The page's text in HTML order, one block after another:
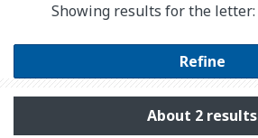
Showing results for the letter:
Refine
About 2 results